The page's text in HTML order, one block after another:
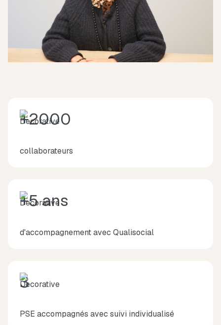
+2000
collaborateurs
+5 ans
d'accompagnement avec Qualisocial
3
PSE accompagnés avec suivi individualisé